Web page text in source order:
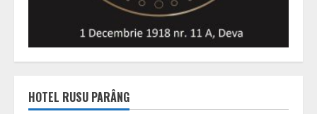
HOTEL RUSU PARÂNG